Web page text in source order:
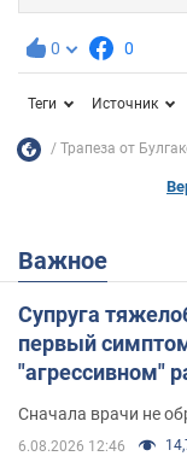
0 0
Теги Источник
Трапеза от
Важное
Супруга
первый
"агрессивном"
Сначала врачи не
6.08.2026 12:46